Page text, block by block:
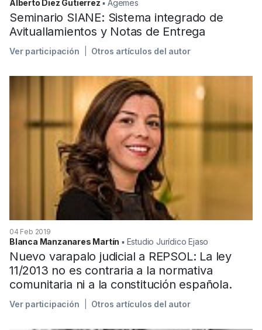
Alberto Diez Gutierrez ▪︎ Agemes
Seminario SIANE: Sistema integrado de
Avituallamientos y Notas de Entrega
Ver participación Otros artículos del autor
04 Feb 2019
Blanca Manzanares Martín ▪︎ Estudio Jurídico Ejaso
Nuevo varapalo judicial a REPSOL: La ley
11/2013 no es contraria a la normativa
comunitaria ni a la constitución española.
Ver participación Otros artículos del autor